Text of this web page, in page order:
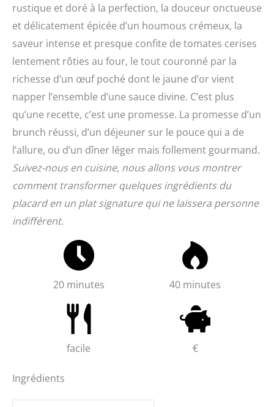
rustique et doré à la perfection, la douceur onctueuse
et délicatement épicée d’un houmous crémeux, la
saveur intense et presque confite de tomates cerises
lentement rôties au four, le tout couronné par la
richesse d’un œuf poché dont le jaune d’or vient
napper l’ensemble d’une sauce divine. C’est plus
qu’une recette, c’est une promesse. La promesse d’un
brunch réussi, d’un déjeuner sur le pouce qui a de
l’allure, ou d’un dîner léger mais follement gourmand.
Suivez-nous en cuisine, nous allons vous montrer
comment transformer quelques ingrédients du
placard en un plat signature qui ne laissera personne
indifférent.
20 minutes 40 minutes
facile €
Ingrédients